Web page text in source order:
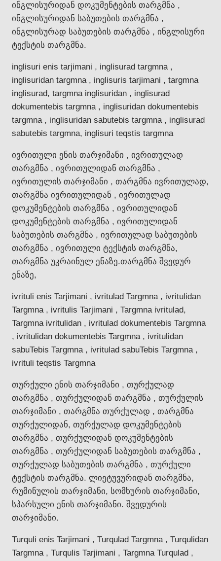
ინგლისურიდან დოკუმენტების თარგმნა ,
ინგლისურიდან საბუთების თარგმნა ,
ინგლისურად საბუთების თარგმნა , ინგლისური
ტექსტის თარგმნა.
inglisuri enis tarjimani , inglisurad targmna ,
inglisuridan targmna , inglisuris tarjimani , targmna
inglisurad, targmna inglisuridan , inglisurad
dokumentebis targmna , inglisuridan dokumentebis
targmna , inglisuridan sabutebis targmna , inglisurad
sabutebis targmna, inglisuri teqstis targmna
ივრითული ენის თარჯიმანი , ივრითულად
თარგმნა , ივრითულიდან თარგმნა ,
ივრითულის თარჯიმანი , თარგმნა ივრითულად,
თარგმნა ივრითულიდან , ივრითულად
დოკუმენტების თარგმნა , ივრითულიდან
დოკუმენტების თარგმნა , ივრითულიდან
საბუთების თარგმნა , ივრითულად საბუთების
თარგმნა , ივრითული ტექსტის თარგმნა,
თარგმნა უკრაინულ ენაზე.თარგმნა შვედურ
ენაზე,
ivrituli enis Tarjimani , ivritulad Targmna , ivritulidan
Targmna , ivritulis Tarjimani , Targmna ivritulad,
Targmna ivritulidan , ivritulad dokumentebis Targmna
, ivritulidan dokumentebis Targmna , ivritulidan
sabuTebis Targmna , ivritulad sabuTebis Targmna ,
ivrituli teqstis Targmna
თურქული ენის თარჯიმანი , თურქულად
თარგმნა , თურქულიდან თარგმნა , თურქულის
თარჯიმანი , თარგმნა თურქულად , თარგმნა
თურქულიდან, თურქულად დოკუმენტების
თარგმნა , თურქულიდან დოკუმენტების
თარგმნა , თურქულიდან საბუთების თარგმნა ,
თურქულად საბუთების თარგმნა , თურქული
ტექსტის თარგმნა. ლიეტუვურიდან თარგმნა,
რუმინულის თარჯიმანი, სომხურის თარჯიმანი,
სპარსული ენის თარჯიმანი. შვედურის
თარჯიმანი.
Turquli enis Tarjimani , Turqulad Targmna , Turqulidan
Targmna , Turqulis Tarjimani , Targmna Turqulad ,